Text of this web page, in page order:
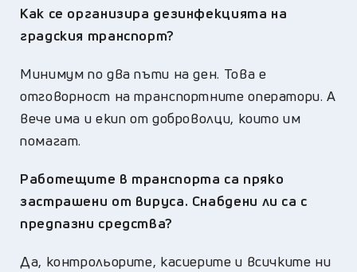
Как се организира дезинфекцията на
градския транспорт?
Минимум по два пъти на ден. Това е
отговорност на транспортните оператори. А
вече има и екип от доброволци, които им
помагат.
Работещите в транспорта са пряко
застрашени от вируса. Снабдени ли са с
предпазни средства?
Да, контрольорите, касиерите и всичките ни